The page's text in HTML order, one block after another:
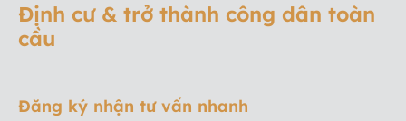
Định cư & trở thành công dân toàn
cầu
Đăng ký nhận tư vấn nhanh